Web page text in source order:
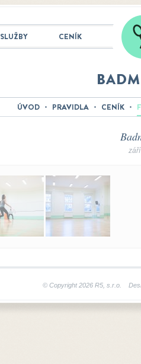
SLUŽBY CENÍK
ÚVOD PRAVIDLA CENÍK
© Copyright 2026 R5, s.r.o.